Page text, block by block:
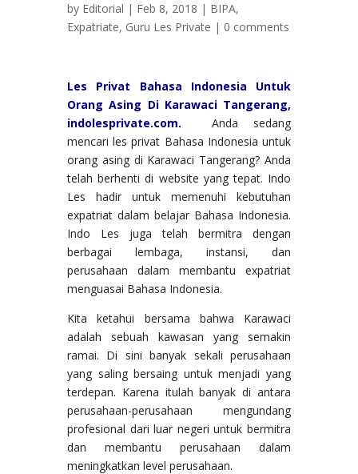
by Editorial | Feb 8, 2018 | BIPA,
Expatriate, Guru Les Private | 0 comments
Les Privat Bahasa Indonesia Untuk
Orang Asing Di Karawaci Tangerang,
indolesprivate.com.
Anda sedang
mencari les privat Bahasa Indonesia untuk
orang asing di Karawaci Tangerang? Anda
telah berhenti di website yang tepat. Indo
Les hadir untuk memenuhi kebutuhan
expatriat dalam belajar Bahasa Indonesia.
Indo Les juga telah bermitra dengan
berbagai lembaga, instansi, dan
perusahaan dalam membantu expatriat
menguasai Bahasa Indonesia.
Kita ketahui bersama bahwa Karawaci
adalah sebuah kawasan yang semakin
ramai. Di sini banyak sekali perusahaan
yang saling bersaing untuk menjadi yang
terdepan. Karena itulah banyak di antara
perusahaan-perusahaan mengundang
profesional dari luar negeri untuk bermitra
dan membantu perusahaan dalam
meningkatkan level perusahaan.